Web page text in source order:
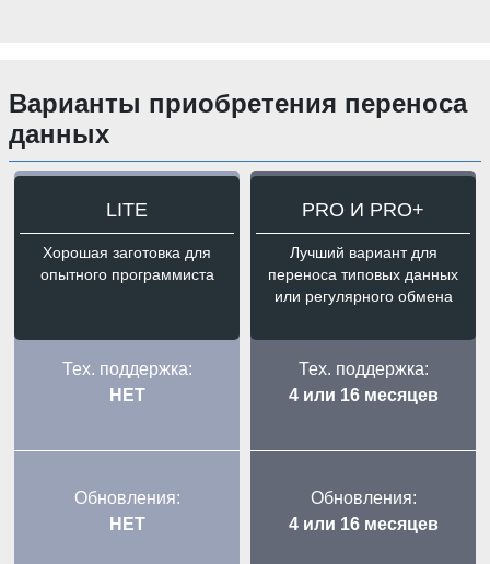
Варианты приобретения переноса
данных
LITE
Хорошая заготовка для
опытного программиста
Тех. поддержка:
НЕТ
Обновления:
НЕТ
PRO И PRO+
Лучший вариант для
переноса типовых данных
или регулярного обмена
Тех. поддержка:
4 или 16 месяцев
Обновления:
4 или 16 месяцев